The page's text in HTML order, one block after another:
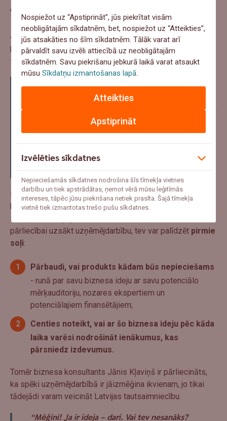
Visu izplānot nekad nevarēsi!
Jautāts, ko noteikti nedarīt, izvērtējot savu biznesa idejas
potenciālu, biznesa konsultants min tikai vienu uzdevumu
- svarīgākais esot nepārplānot visu par daudz.
“paskaties, kā sanāk”. Protams, biznesa plāns ir
nepieciešams, jo tad skaidrāk redzi savus soļus un
potenciālos riskus, taču nevajadzētu pārāk mēģināt
likvidēt visus iespējamos riskus, jo tas vienkārši nav
iespējams. Kad tu redzi veiksmīgu uzņēmēju, tas
nenozīmē, ka viņš iepriekš ir likvidējis visus
uzņēmējdarbības riskus. Tā noteikti nav – tas
vienkārši nozīmē, ka apstākļu kopums ir bijis tāds,
kurā viņa uzņēmumam ir bijusi iespēja izaugt.”
Kā uzsver Jānis Kļaviņš, pilnīga pārliecība, vai konkrētā
biznesa ideja nesīs peļņu un būs nākamais veiksmes
stāsts, nav iespējams, taču savam sirdsmieram un lielākai
pārliecībai uzsākt uzņēmējdarbību, tev var palīdzēt pirmie
soļi:
Pārbaudi, vai produkts kādam būs nepieciešams
- runā par savu biznesa ideju ar savu potenciālo
mērķauditoriju, nozares ekspertiem un
potenciālajiem finansētājiem;
Centies noteikt, vai ar šo biznesa ideju pēc kāda
laika varēsi nodrošināt ienākumus, kas
pārsniedz izdevumus.
Tomēr biznesa konsultants Jānis Kļaviņš ir pārliecināts,
ka spēki uzņēmējdarbībā ir jāizmēģina ikvienam, jo tikai
tādejādi varam veicināt Latvijas tautsaimniecību.
“Mēģini! Ja ir ideja – dari. Vai tev nesanāks?
Nospiežot uz “Apstiprināt”, jūs piekrītat visām
neobligātajām sīkdatnēm, bet, nospiežot uz “Atteikties”,
jūs atsakāties no šīm sīkdatnēm. Tālāk varat arī
pārvaldīt savu izvēli attiecībā uz neobligātajām
sīkdatnēm. Savu piekrišanu jebkurā laikā varat atsaukt
mūsuSīkdatņu izmantošanas lapā.
Apstiprināt
Atteikties
Izvēlēties sīkdatnes
Nepieciešamās sīkdatnes nodrošina šīs tīmekļa vietnes
darbību un tiek apstrādātas, ņemot vērā mūsu leģitīmās
intereses, tāpēc jūsu piekrišana netiek prasīta. Šajā tīmekļa
vietnē tiek izmantotas trešo pušu sīkdatnes.